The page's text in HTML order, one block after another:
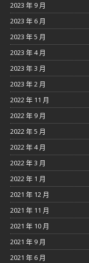
2023 年 9 月
2023 年 6 月
2023 年 5 月
2023 年 4 月
2023 年 3 月
2023 年 2 月
2022 年 11 月
2022 年 9 月
2022 年 5 月
2022 年 4 月
2022 年 3 月
2022 年 1 月
2021 年 12 月
2021 年 11 月
2021 年 10 月
2021 年 9 月
2021 年 6 月